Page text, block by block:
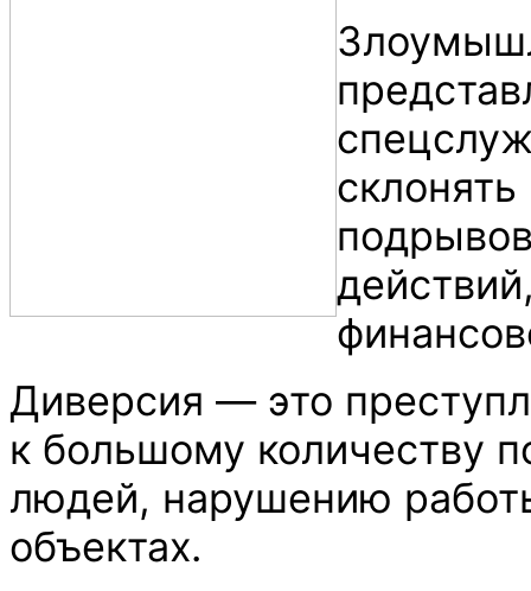
Диверсия — это
к большому количеству
людей, нарушению
объектах.